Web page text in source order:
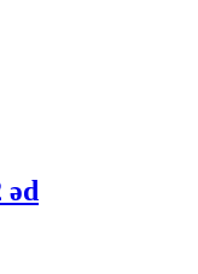
əd